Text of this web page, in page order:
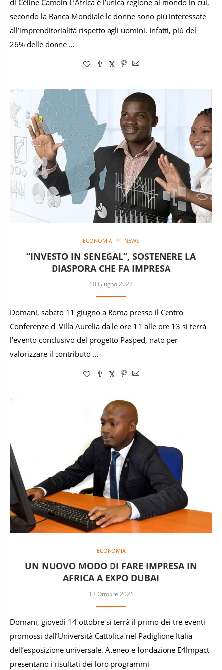
di Céline Camoin L’Africa è l’unica regione al mondo in cui,
secondo la Banca Mondiale le donne sono più interessate
all’imprenditorialità rispetto agli uomini. Infatti, più del
26% delle donne …
ECONOMIA NEWS
“INVESTO IN SENEGAL”, SOSTENERE LA
DIASPORA CHE FA IMPRESA
10 Giugno 2022
Domani, sabato 11 giugno a Roma presso il Centro
Conferenze di Villa Aurelia dalle ore 11 alle ore 13 si terrà
l’evento conclusivo del progetto Pasped, nato per
valorizzare il contributo …
ECONOMIA
UN NUOVO MODO DI FARE IMPRESA IN
AFRICA A EXPO DUBAI
13 Ottobre 2021
Domani, giovedì 14 ottobre si terrà il primo dei tre eventi
promossi dall’Università Cattolica nel Padiglione Italia
dell’esposizione universale. Ateneo e fondazione E4Impact
presentano i risultati dei loro programmi